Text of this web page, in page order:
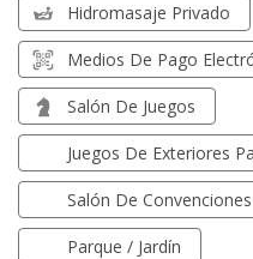
Hidromasaje Privado
Medios De Pago
Salón De Juegos
Juegos De Exteriores
Salón De Convenciones
Parque / Jardín